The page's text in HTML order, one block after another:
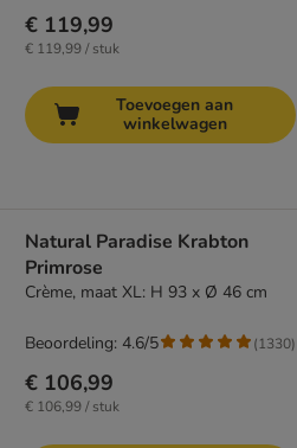
€ 119,99
€ 119,99 / stuk
Toevoegen aan
winkelwagen
Natural Paradise Krabton
Primrose
Crème, maat XL: H 93 x Ø 46 cm
€ 106,99
€ 106,99 / stuk
Beoordeling: 4.6/5 (1330)